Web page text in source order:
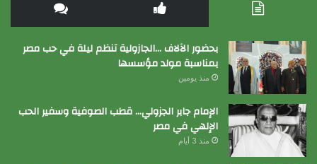
بحضور الآلاف …الجازولية تنظم ليلة في حب مصر
بمناسبة مولد مؤسسها
منذ يومين
الإمام جابر الجزولي… قطب الصوفية وسفير الحب
الإلهي في مصر
منذ 3 أيام